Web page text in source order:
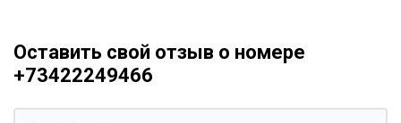
Оставить свой отзыв о номере
+73422249466